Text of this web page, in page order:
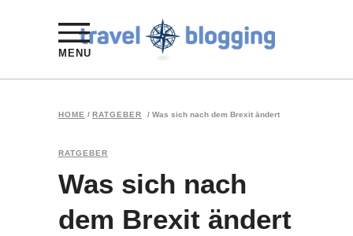
MENU
HOME / RATGEBER / Was sich nach dem Brexit ändert
RATGEBER
Was sich nach
dem Brexit ändert